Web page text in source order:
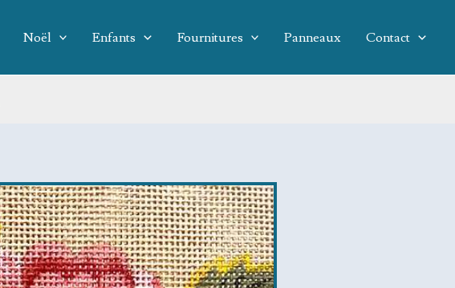
Noël Enfants Fournitures Panneaux Contact